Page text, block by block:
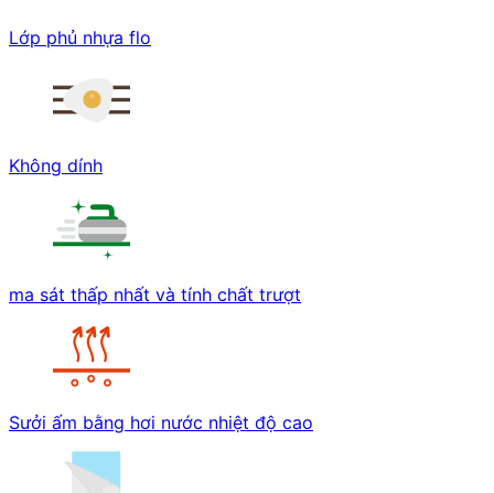
Lớp phủ nhựa flo
Không dính
ma sát thấp nhất và tính chất trượt
Sưởi ấm bằng hơi nước nhiệt độ cao